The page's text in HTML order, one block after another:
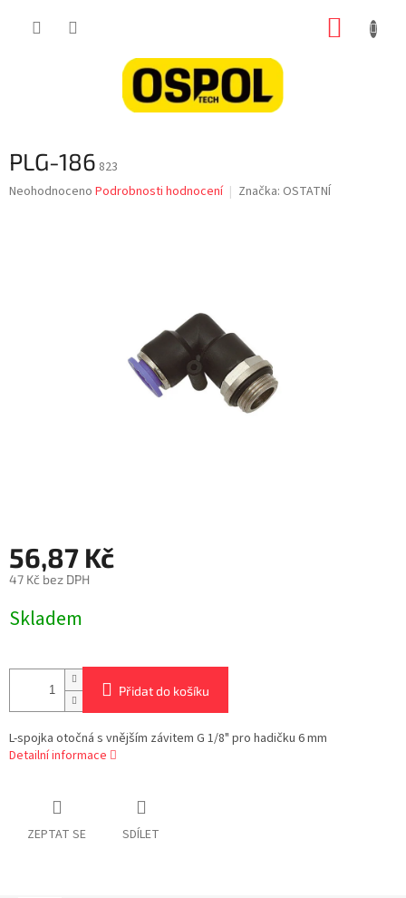
PLG-186 823
Průměrné
Neohodnoceno Podrobnosti hodnocení Značka: OSTATNÍ
56,87 Kč
47 Kč bez DPH
cena:
Skladem
Přidat do košíku
L-spojka otočná s vnějším závitem G 1/8" pro hadičku 6 mm
Detailní informace
ZEPTAT SE SDÍLET